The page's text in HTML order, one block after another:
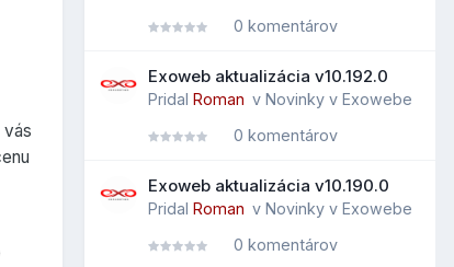
vás
0 komentárov
Exoweb aktualizácia v10.192.0
Pridal Roman v Novinky v Exowebe
0 komentárov
Exoweb aktualizácia v10.190.0
Pridal Roman v Novinky v Exowebe
0 komentárov